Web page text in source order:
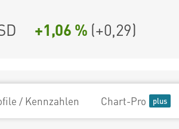
+1,06 % (+0,29)
/ Kennzahlen Chart-Pro